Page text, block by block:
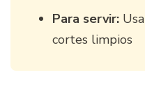
Para servir:
cortes limpios